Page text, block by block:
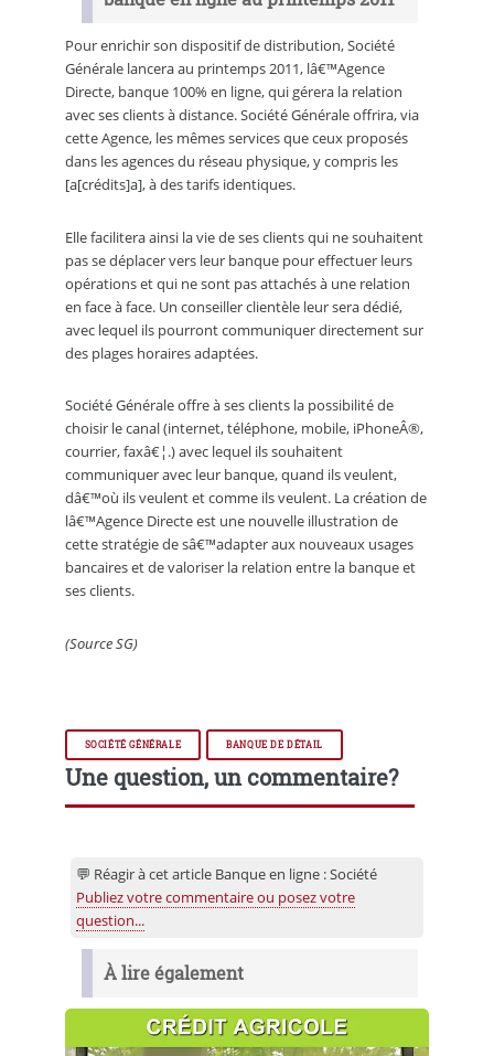
Pour enrichir son dispositif de distribution, Société
Générale lancera au printemps 2011, lâ€™Agence
Directe, banque 100% en ligne, qui gérera la relation
avec ses clients à distance. Société Générale offrira, via
cette Agence, les mêmes services que ceux proposés
dans les agences du réseau physique, y compris les
[a[crédits]a], à des tarifs identiques.
Elle facilitera ainsi la vie de ses clients qui ne souhaitent
pas se déplacer vers leur banque pour effectuer leurs
opérations et qui ne sont pas attachés à une relation
en face à face. Un conseiller clientèle leur sera dédié,
avec lequel ils pourront communiquer directement sur
des plages horaires adaptées.
Société Générale offre à ses clients la possibilité de
choisir le canal (internet, téléphone, mobile, iPhoneÂ®,
courrier, faxâ€¦.) avec lequel ils souhaitent
communiquer avec leur banque, quand ils veulent,
dâ€™où ils veulent et comme ils veulent. La création de
lâ€™Agence Directe est une nouvelle illustration de
cette stratégie de sâ€™adapter aux nouveaux usages
bancaires et de valoriser la relation entre la banque et
ses clients.
(Source SG)
SOCIÉTÉ GÉNÉRALE BANQUE DE DÉTAIL
Une question, un commentaire?
💬 Réagir à cet article Banque en ligne : Société
Publiez votre commentaire ou posez votre
question...
À lire également